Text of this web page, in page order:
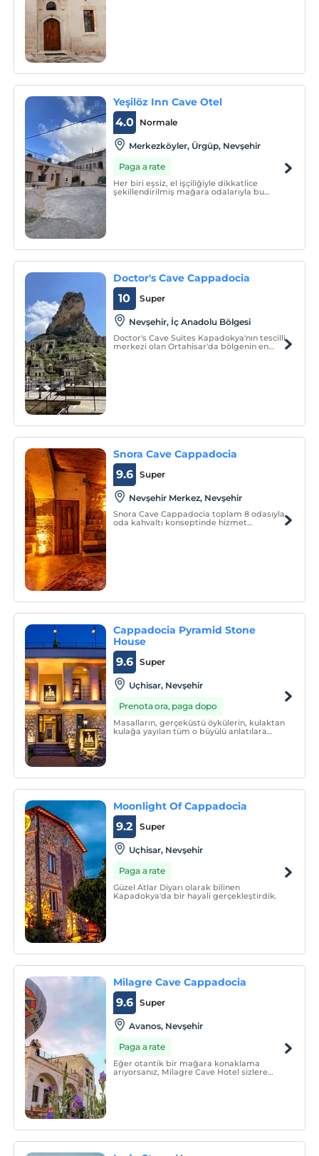
Yeşilöz Inn Cave Otel
Normale
4.0
Merkezköyler, Ürgüp, Nevşehir
Paga a rate
Her biri eşsiz, el işçiliğiyle dikkatlice
şekillendirilmiş mağara odalarıyla bu
Doctor's Cave Cappadocia
Super
10
Nevşehir, İç Anadolu Bölgesi
Doctor's Cave Suites Kapadokya'nın tescilli
merkezi olan Ortahisar'da bölgenin en
Snora Cave Cappadocia
Super
9.6
Nevşehir Merkez, Nevşehir
Snora Cave Cappadocia toplam 8 odasıyla
oda kahvaltı konseptinde hizmet
Cappadocia Pyramid Stone
House
Super
9.6
Uçhisar, Nevşehir
Prenota ora, paga dopo
Masalların, gerçeküstü öykülerin, kulaktan
kulağa yayılan tüm o büyülü anlatılara
Moonlight Of Cappadocia
Super
9.2
Uçhisar, Nevşehir
Paga a rate
Güzel Atlar Diyarı olarak bilinen
Kapadokya'da bir hayali gerçekleştirdik.
Milagre Cave Cappadocia
Super
9.6
Avanos, Nevşehir
Paga a rate
Eğer otantik bir mağara konaklama
arıyorsanız, Milagre Cave Hotel sizlere